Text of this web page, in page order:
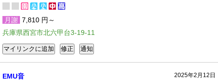
月謝 7,810 円～
兵庫県西宮市北六甲台3-19-11
2025年2月12日
EMU音